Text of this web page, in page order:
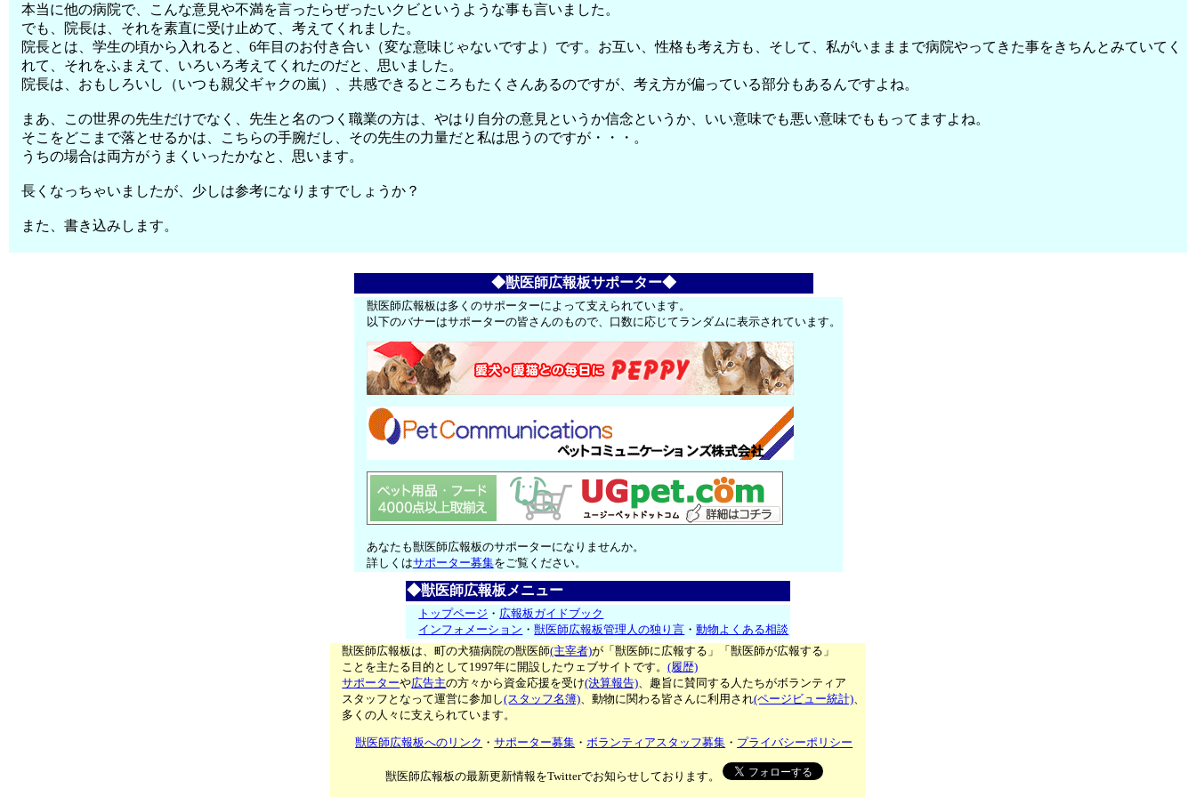
本当に他の病院で、こんな意見や不満を言ったらぜったいクビというような事も言いました。
でも、院長は、それを素直に受け止めて、考えてくれました。
院長とは、学生の頃から入れると、6年目のお付き合い（変な意味じゃないですよ）です。お互い、性格も考え方も、そして、私がいまままで病院やってきた事をきちんとみていてく
れて、それをふまえて、いろいろ考えてくれたのだと、思いました。
院長は、おもしろいし（いつも親父ギャクの嵐）、共感できるところもたくさんあるのですが、考え方が偏っている部分もあるんですよね。
まあ、この世界の先生だけでなく、先生と名のつく職業の方は、やはり自分の意見というか信念というか、いい意味でも悪い意味でももってますよね。
そこをどこまで落とせるかは、こちらの手腕だし、その先生の力量だと私は思うのですが・・・。
うちの場合は両方がうまくいったかなと、思います。
長くなっちゃいましたが、少しは参考になりますでしょうか？
また、書き込みします。
◆獣医師広報板サポーター◆
獣医師広報板は多くのサポーターによって支えられています。
以下のバナーはサポーターの皆さんのもので、口数に応じてランダムに表示されています。
あなたも獣医師広報板のサポーターになりませんか。
詳しくはサポーター募集をご覧ください。
◆獣医師広報板メニュー
トップページ ・ 広報板ガイドブック
インフォメーション ・獣医師広報板管理人の独り言 ・動物よくある相談
獣医師広報板は、町の犬猫病院の獣医師(主宰者)が「獣医師に広報する」「獣医師が広報する」
ことを主たる目的として1997年に開設したウェブサイトです。(履歴)
サポーターや広告主の方々から資金応援を受け(決算報告)、趣旨に賛同する人たちがボランティア
スタッフとなって運営に参加し(スタッフ名簿)、動物に関わる皆さんに利用され(ページビュー統計)、
多くの人々に支えられています。
獣医師広報板へのリンク ・サポーター募集 ・ボランティアスタッフ募集 ・ プライバシーポリシー
獣医師広報板の最新更新情報をTwitterでお知らせしております。